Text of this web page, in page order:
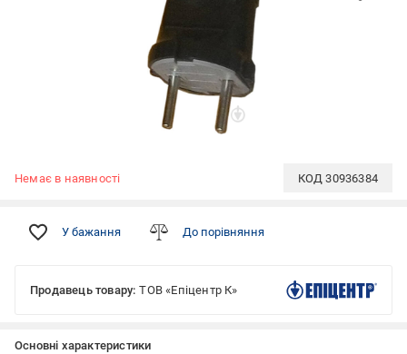
Немає в наявності КОД30936384
У бажання До порівняння
Продавець товару: ТОВ «Епіцентр К»
Основні характеристики